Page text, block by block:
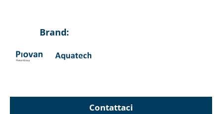
Brand:
Contattaci